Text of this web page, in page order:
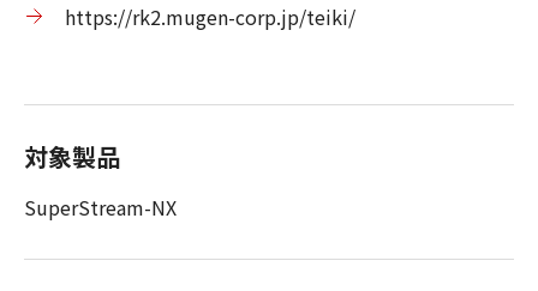
https://rk2.mugen-corp.jp/teiki/
対象製品
SuperStream-NX